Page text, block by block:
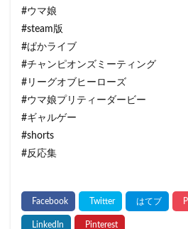
#ウマ娘
#steam版
#ぱかライブ
#チャンピオンズミーティング
#リーグオブヒーローズ
#ウマ娘プリティーダービー
#ギャルゲー
#shorts
#反応集